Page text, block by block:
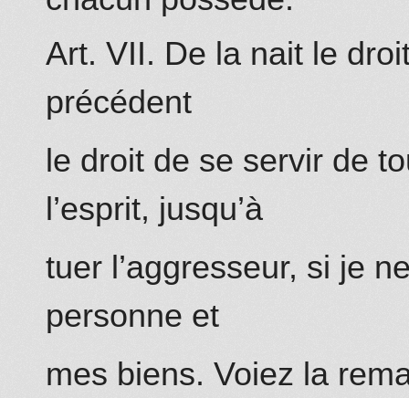
Art. VII. De la nait le
précédent
le droit de se servir de
l’esprit, jusqu’à
tuer l’aggresseur, si je
personne et
mes biens. Voiez la